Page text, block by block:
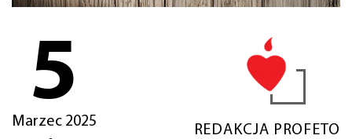
5
Marzec 2025
REDAKCJA PROFETO